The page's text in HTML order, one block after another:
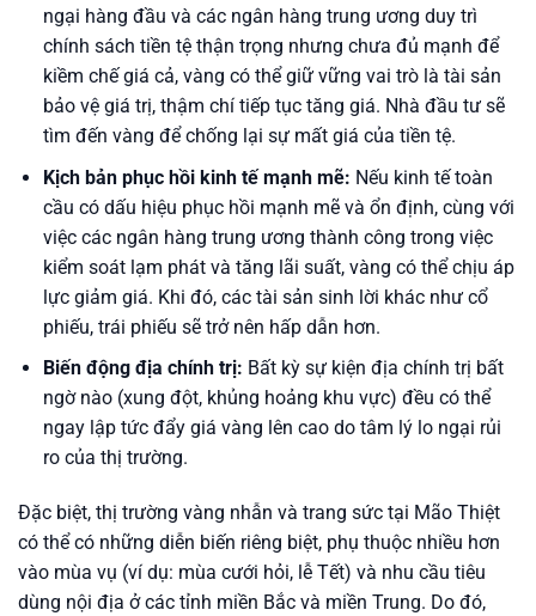
ngại hàng đầu và các ngân hàng trung ương duy trì
chính sách tiền tệ thận trọng nhưng chưa đủ mạnh để
kiềm chế giá cả, vàng có thể giữ vững vai trò là tài sản
bảo vệ giá trị, thậm chí tiếp tục tăng giá. Nhà đầu tư sẽ
tìm đến vàng để chống lại sự mất giá của tiền tệ.
Kịch bản phục hồi kinh tế mạnh mẽ: Nếu kinh tế toàn
cầu có dấu hiệu phục hồi mạnh mẽ và ổn định, cùng với
việc các ngân hàng trung ương thành công trong việc
kiểm soát lạm phát và tăng lãi suất, vàng có thể chịu áp
lực giảm giá. Khi đó, các tài sản sinh lời khác như cổ
phiếu, trái phiếu sẽ trở nên hấp dẫn hơn.
Biến động địa chính trị: Bất kỳ sự kiện địa chính trị bất
ngờ nào (xung đột, khủng hoảng khu vực) đều có thể
ngay lập tức đẩy giá vàng lên cao do tâm lý lo ngại rủi
ro của thị trường.
Đặc biệt, thị trường vàng nhẫn và trang sức tại Mão Thiệt
có thể có những diễn biến riêng biệt, phụ thuộc nhiều hơn
vào mùa vụ (ví dụ: mùa cưới hỏi, lễ Tết) và nhu cầu tiêu
dùng nội địa ở các tỉnh miền Bắc và miền Trung. Do đó,